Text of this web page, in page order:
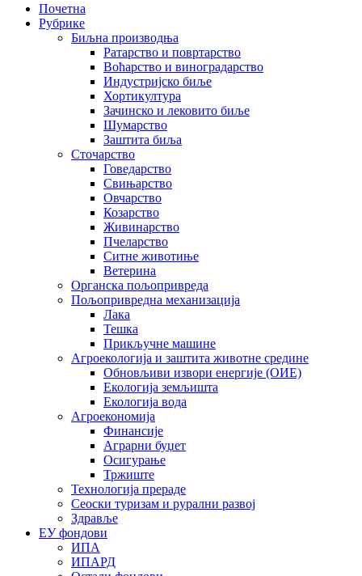
Почетна
Рубрике
Биљна производња
Ратарство и повртарство
Воћарство и виноградарство
Индустријско биље
Хортикултура
Зачинско и лековито биље
Шумарство
Заштита биља
Сточарство
Говедарство
Свињарство
Овчарство
Козарство
Живинарство
Пчеларство
Ситне животиње
Ветерина
Органска пољопривреда
Пољопривредна механизација
Лака
Тешка
Прикључне машине
Агроекологија и заштита животне средине
Обновљиви извори енергије (ОИЕ)
Екологија земљишта
Екологија вода
Агроекономија
Финансије
Аграрни буџет
Осигурање
Тржиште
Технологија прераде
Сеоски туризам и рурални развој
Здравље
ЕУ фондови
ИПА
ИПАРД